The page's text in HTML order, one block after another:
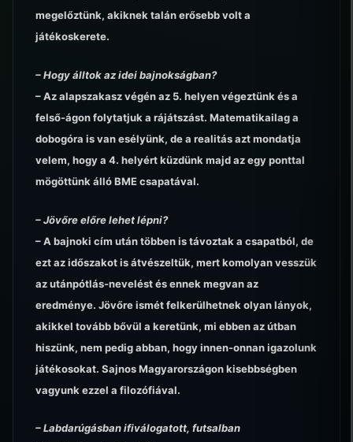
megelőztünk, akiknek talán erősebb volt a
játékoskerete.
– Hogy álltok az idei bajnokságban?
– Az alapszakasz végén az 5. helyen végeztünk és a
felső-ágon folytatjuk a rájátszást. Matematikailag a
dobogóra is van esélyünk, de a realitás azt mondatja
velem, hogy a 4. helyért küzdünk majd az egy ponttal
mögöttünk álló BME csapatával.
– Jövőre előre lehet lépni?
– A bajnoki cím után többen is távoztak a csapatból, de
ezt az időszakot is átvészeltük, mert komolyan vesszük
az utánpótlás-nevelést és ennek megvan az
eredménye. Jövőre ismét felkerülhetnek olyan lányok,
akikkel tovább bővül a keretünk, mi ebben az útban
hiszünk, nem pedig abban, hogy innen-onnan igazolunk
játékosokat. Sajnos Magyarországon kisebbségben
vagyunk ezzel a filozófiával.
– Labdarúgásban ifiválogatott, futsalban